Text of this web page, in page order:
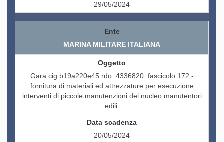
29/05/2024
MARINA MILITARE ITALIANA
Gara cig b19a220e45 rdo: 4336820. fascicolo 172 -
fornitura di materiali ed attrezzature per esecuzione
interventi di piccole manutenzioni del nucleo manutentori
edili.
20/05/2024